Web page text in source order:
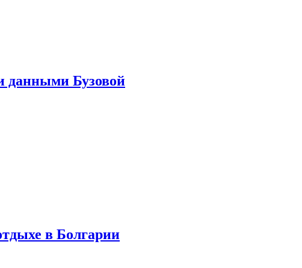
данными Бузовой
в Болгарии